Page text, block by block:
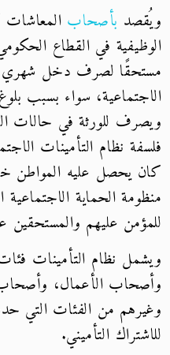
ويُقصد بأصحاب
الوظيفية في القطاع
مستحقًا لصرف دخل شهري
ويصرف للورثة في حالات
فلسفة نظام التأمينات
كان يحصل عليه المواطن
منظومة الحماية الاجتماعية
للمؤمن عليهم والمستحقين
ويشمل نظام التأمينات
وأصحاب الأعمال، وأصحاب
وغيرهم من الفئات التي
للاشتراك التأميني.